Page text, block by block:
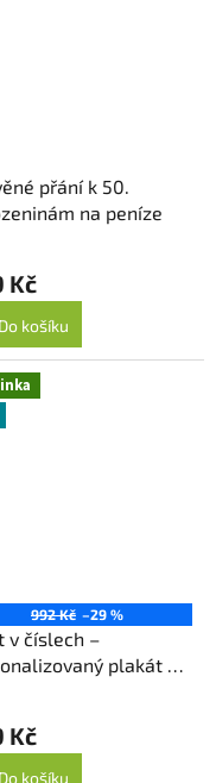
přání k 50.
na peníze
Kč
Do košíku
992 Kč –29 %
v číslech –
plakát z
Kč
Do košíku